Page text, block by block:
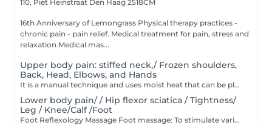
110, Piet Heinstraat Den Haag 2518CM
16th Anniversary of Lemongrass Physical therapy practices -
chronic pain - pain relief. Medical treatment for pain, stress and
relaxation Medical mas...
Upper body pain: stiffed neck,/ Frozen shoulders,
Back, Head, Elbows, and Hands
It is a manual technique and uses moist heat that can be placed on areas of tension and pain to relieve symptoms. It is also a device that can help to relax and stimulate blood circulation. It also uses pulling and bending techniques to create a balance in weight bearing. It can also relieve neck pain, shoulder pain, or muscle tension, and reduce tissue adhesions.
Lower body pain/ / Hip flexor sciatica / Tightness/
Leg / Knee/Calf /Foot
Foot Reflexology Massage Foot massage: To stimulate various organs in the body, massage the feet. And the back of the feet, internally and externally, etc.benefits of foot massage help promote health by stimulating blood circulation, lymph, and immune system Helps prevent diseases such as constipation, headache, leg pain, foot pain, etc., and helps detoxify and eliminate waste. Helps to balance the functions of the body It has a positive effect on mental health, which is to reduce stress and induce deep relaxation.